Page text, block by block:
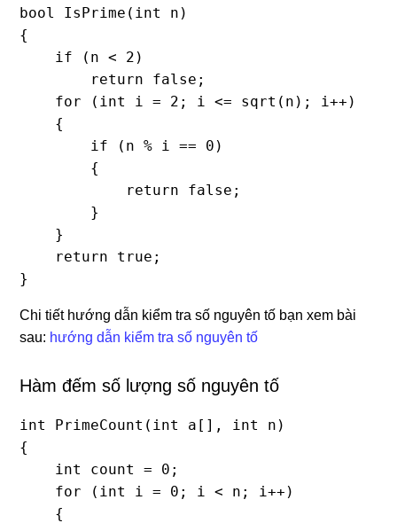
bool IsPrime(int n)
{
    if (n < 2)
        return false;
    for (int i = 2; i <= sqrt(n); i++)
    {
        if (n % i == 0)
        {
            return false;
        }
    }
    return true;
}
Chi tiết hướng dẫn kiểm tra số nguyên tố bạn xem bài
sau: hướng dẫn kiểm tra số nguyên tố
Hàm đếm số lượng số nguyên tố
int PrimeCount(int a[], int n)
{
    int count = 0;
    for (int i = 0; i < n; i++)
    {